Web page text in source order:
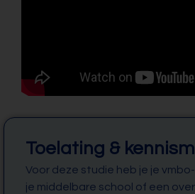
Toelating &
Voor deze studie heb je je
je middelbare school of een